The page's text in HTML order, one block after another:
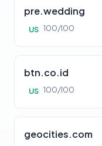
pre.wedding
US 100/100
btn.co.id
US 100/100
geocities.com